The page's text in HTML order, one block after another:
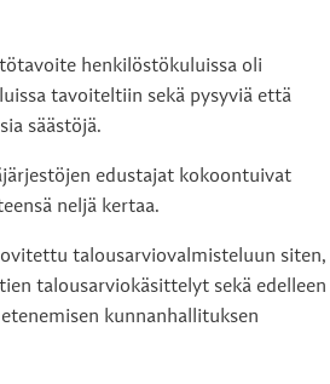
henkilöstökuluissa oli
tavoiteltiin sekä pysyviä että
säästöjä.
edustajat kokoontuivat
neljä kertaa.
talousarviovalmisteluun siten,
talousarviokäsittelyt sekä edelleen
kunnanhallituksen